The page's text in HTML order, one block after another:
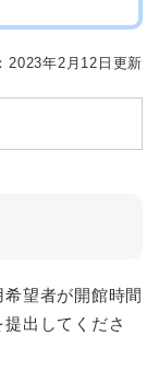
2023年2月12日更新
望者が開館時間
出してくださ